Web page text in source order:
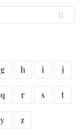
g h i j
q r s t
y z